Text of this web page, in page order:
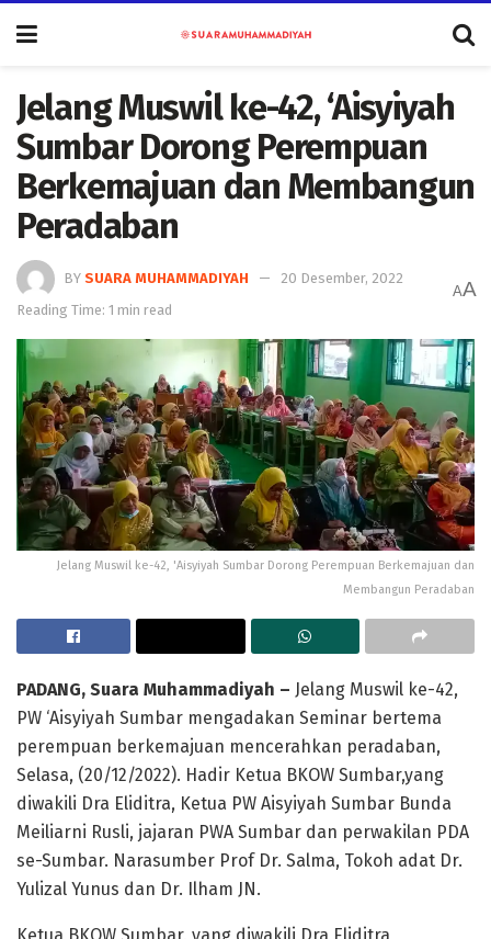
Jelang Muswil ke-42, ‘Aisyiyah
Sumbar Dorong Perempuan
Berkemajuan dan Membangun
Peradaban
BY SUARA MUHAMMADIYAH
20 Desember, 2022
Reading Time: 1 min read
AA
Jelang Muswil ke-42, 'Aisyiyah Sumbar Dorong Perempuan Berkemajuan dan
Membangun Peradaban
PADANG, Suara Muhammadiyah – Jelang Muswil ke-42,
PW ‘Aisyiyah Sumbar mengadakan Seminar bertema
perempuan berkemajuan mencerahkan peradaban,
Selasa, (20/12/2022). Hadir Ketua BKOW Sumbar,yang
diwakili Dra Eliditra, Ketua PW Aisyiyah Sumbar Bunda
Meiliarni Rusli, jajaran PWA Sumbar dan perwakilan PDA
se-Sumbar. Narasumber Prof Dr. Salma, Tokoh adat Dr.
Yulizal Yunus dan Dr. Ilham JN.
Ketua BKOW Sumbar, yang diwakili Dra Eliditra